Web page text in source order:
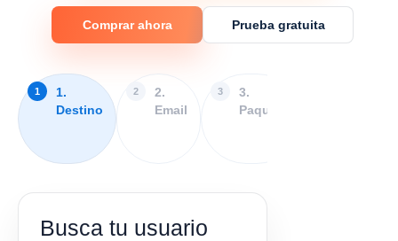
Comprar ahora Prueba gratuita
1.
Destino
2.
Email
3.
Paquete
Busca tu usuario